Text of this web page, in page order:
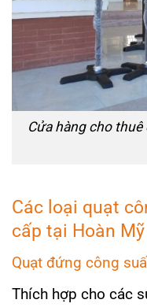
Cửa hàng cho
Các loại quạt
cấp tại Hoàn Mỹ
Quạt đứng công
Thích hợp cho các